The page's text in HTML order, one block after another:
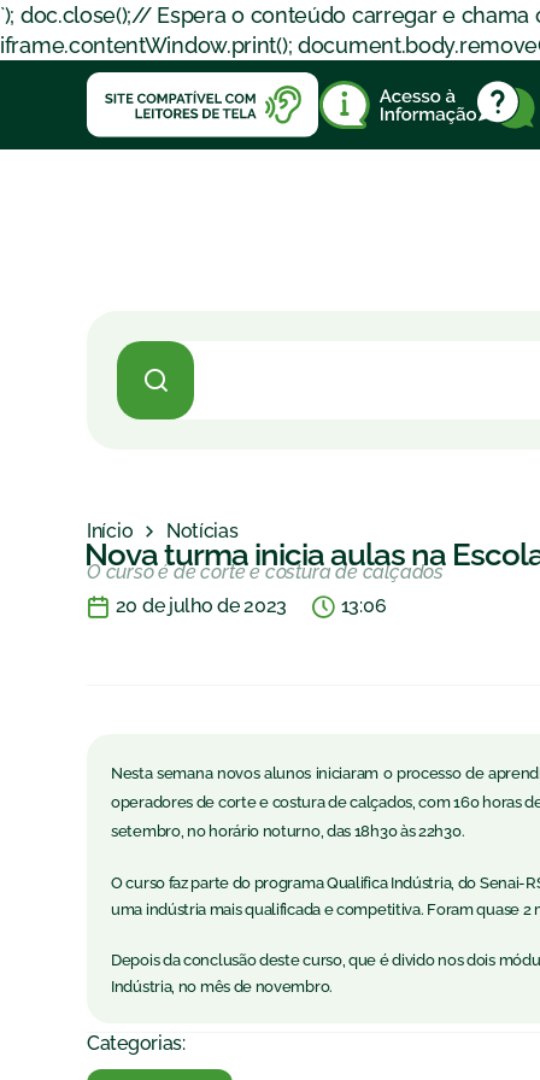
`); doc.close();// Espera o conteúdo carregar e
iframe.contentWindow.print();
Início Notícias
Nova turma inicia aulas na
O curso é de corte e costura de calçados
20 de julho de 2023
13:06
Nesta semana novos alunos iniciaram o processo de
operadores de corte e costura de calçados, com 160 horas
setembro, no horário noturno, das 18h30 às 22h30.
O curso faz parte do programa Qualifica Indústria, do
uma indústria mais qualificada e competitiva. Foram quase
Depois da conclusão deste curso, que é divido nos dois
Indústria, no mês de novembro.
Categorias: